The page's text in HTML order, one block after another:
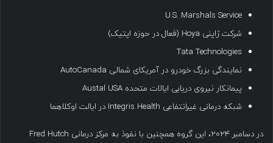
U.S. Marshals Service
شرکت ژاپنی Hoya (فعال در حوزه اپتیک)
Tata Technologies
نمایندگی بزرگ خودرو در آمریکای شمالی AutoCanada
پیمانکار نیروی دریایی ایالات متحده Austal USA
شبکه درمانی غیرانتفاعی Integris Health در ایالت اوکلاهما
در دسامبر ۲۰۲۴، این گروه همچنین با نفوذ به مرکز درمانی Fred Hutch